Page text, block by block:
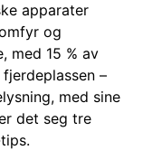
apparater
og
med 15 % av
–
med sine
det seg tre